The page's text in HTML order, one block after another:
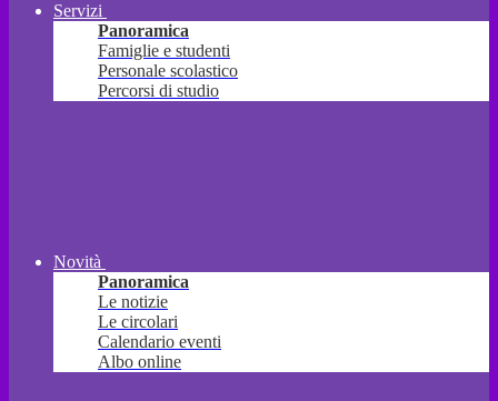
Servizi
Panoramica
Famiglie e studenti
Personale scolastico
Percorsi di studio
Novità
Panoramica
Le notizie
Le circolari
Calendario eventi
Albo online